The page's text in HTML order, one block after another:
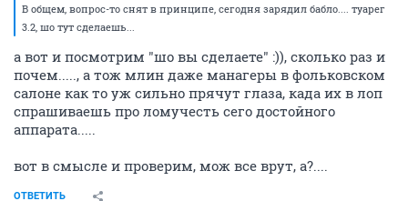
В общем, вопрос-то снят в принципе, сегодня зарядил бабло.... туарег
3.2, шо тут сделаешь...
а вот и посмотрим "шо вы сделаете" :)), сколько раз и
почем....., а тож млин даже манагеры в фольковском
салоне как то уж сильно прячут глаза, када их в лоп
спрашиваешь про ломучесть сего достойного
аппарата.....
вот в смысле и проверим, мож все врут, а?....
ОТВЕТИТЬ